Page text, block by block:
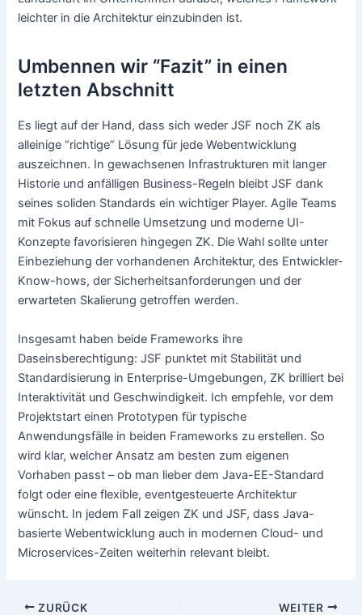
leichter in die Architektur einzubinden ist.
Umbennen wir “Fazit” in einen
letzten Abschnitt
Es liegt auf der Hand, dass sich weder JSF noch ZK als
alleinige “richtige” Lösung für jede Webentwicklung
auszeichnen. In gewachsenen Infrastrukturen mit langer
Historie und anfälligen Business-Regeln bleibt JSF dank
seines soliden Standards ein wichtiger Player. Agile Teams
mit Fokus auf schnelle Umsetzung und moderne UI-
Konzepte favorisieren hingegen ZK. Die Wahl sollte unter
Einbeziehung der vorhandenen Architektur, des Entwickler-
Know-hows, der Sicherheitsanforderungen und der
erwarteten Skalierung getroffen werden.
Insgesamt haben beide Frameworks ihre
Daseinsberechtigung: JSF punktet mit Stabilität und
Standardisierung in Enterprise-Umgebungen, ZK brilliert bei
Interaktivität und Geschwindigkeit. Ich empfehle, vor dem
Projektstart einen Prototypen für typische
Anwendungsfälle in beiden Frameworks zu erstellen. So
wird klar, welcher Ansatz am besten zum eigenen
Vorhaben passt – ob man lieber dem Java-EE-Standard
folgt oder eine flexible, eventgesteuerte Architektur
wünscht. In jedem Fall zeigen ZK und JSF, dass Java-
basierte Webentwicklung auch in modernen Cloud- und
Microservices-Zeiten weiterhin relevant bleibt.
Beitragsnavigation
ZURÜCK WEITER